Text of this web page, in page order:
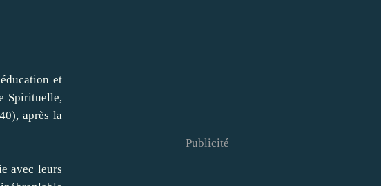
et
Spirituelle,
après la
avec leurs
Publicité